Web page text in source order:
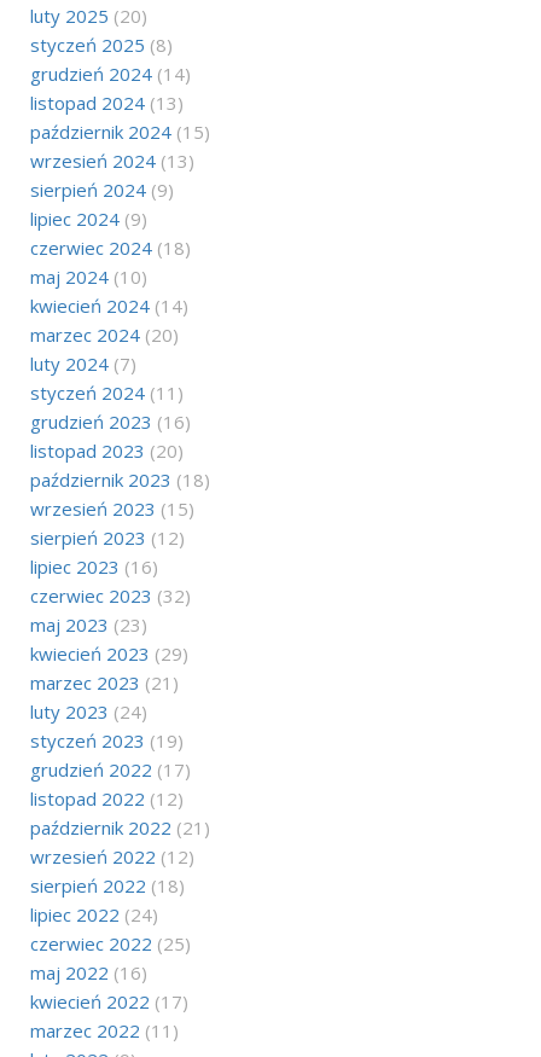
luty 2025 (20)
styczeń 2025 (8)
grudzień 2024 (14)
listopad 2024 (13)
październik 2024 (15)
wrzesień 2024 (13)
sierpień 2024 (9)
lipiec 2024 (9)
czerwiec 2024 (18)
maj 2024 (10)
kwiecień 2024 (14)
marzec 2024 (20)
luty 2024 (7)
styczeń 2024 (11)
grudzień 2023 (16)
listopad 2023 (20)
październik 2023 (18)
wrzesień 2023 (15)
sierpień 2023 (12)
lipiec 2023 (16)
czerwiec 2023 (32)
maj 2023 (23)
kwiecień 2023 (29)
marzec 2023 (21)
luty 2023 (24)
styczeń 2023 (19)
grudzień 2022 (17)
listopad 2022 (12)
październik 2022 (21)
wrzesień 2022 (12)
sierpień 2022 (18)
lipiec 2022 (24)
czerwiec 2022 (25)
maj 2022 (16)
kwiecień 2022 (17)
marzec 2022 (11)